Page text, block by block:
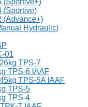
(Sportive+)
(Sportive)
(Advance+)
Hydraulic)
01
TPS-7
TPS-6 IAAF
TPS-5A IAAF
TPS-5
TPS-4